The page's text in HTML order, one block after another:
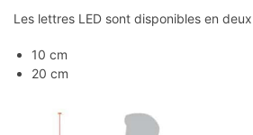
Les lettres LED sont disponibles en
10 cm
20 cm